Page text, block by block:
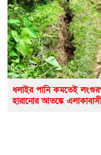
ধলাইর পানি কমতেই
হারানোর আতঙ্কে